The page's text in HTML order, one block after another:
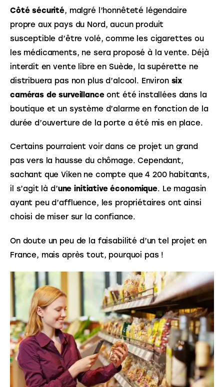
Côté sécurité, malgré l’honnêteté légendaire
propre aux pays du Nord, aucun produit
susceptible d’être volé, comme les cigarettes ou
les médicaments, ne sera proposé à la vente. Déjà
interdit en vente libre en Suède, la supérette ne
distribuera pas non plus d’alcool. Environ six
caméras de surveillance ont été installées dans la
boutique et un système d’alarme en fonction de la
durée d’ouverture de la porte a été mis en place.
Certains pourraient voir dans ce projet un grand
pas vers la hausse du chômage. Cependant,
sachant que Viken ne compte que 4 200 habitants,
il s’agit là d’une initiative économique. Le magasin
ayant peu d’affluence, les propriétaires ont ainsi
choisi de miser sur la confiance.
On doute un peu de la faisabilité d’un tel projet en
France, mais après tout, pourquoi pas !